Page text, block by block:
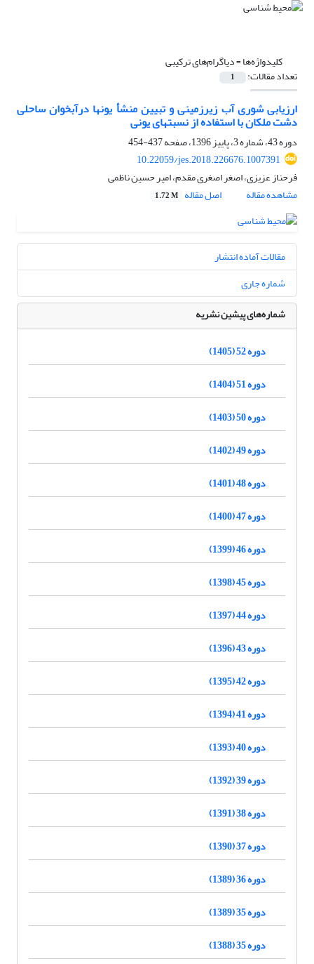
کلیدواژه‌ها =دیاگرام‌های ترکیبی
تعداد مقالات: 1
ارزیابی شوری آب زیرزمینی و تبیین منشأ یونها درآبخوان ساحلی
دشت ملکان با استفاده از ‏نسبتهای یونی
دوره 43، شماره 3، پاییز 1396، صفحه
437-454
10.22059/jes.2018.226676.1007391
فرحناز عزیزی، اصغر اصغری مقدم، امیر حسین ناظمی
مشاهده مقاله
اصل مقاله 1.72 M
مقالات آماده انتشار
شماره جاری
شماره‌های پیشین نشریه
دوره 52 (1405)
دوره 51 (1404)
دوره 50 (1403)
دوره 49 (1402)
دوره 48 (1401)
دوره 47 (1400)
دوره 46 (1399)
دوره 45 (1398)
دوره 44 (1397)
دوره 43 (1396)
دوره 42 (1395)
دوره 41 (1394)
دوره 40 (1393)
دوره 39 (1392)
دوره 38 (1391)
دوره 37 (1390)
دوره 36 (1389)
دوره 35 (1389)
دوره 35 (1388)